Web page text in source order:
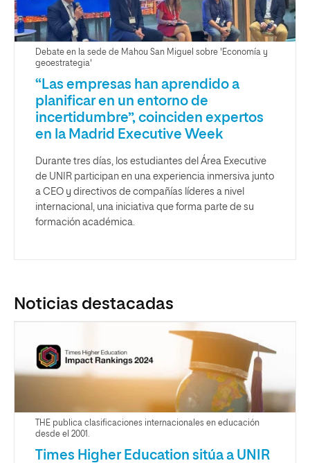
Debate en la sede de Mahou San Miguel sobre 'Economía y
geoestrategia'
“Las empresas han aprendido a
planificar en un entorno de
incertidumbre”, coinciden expertos
en la Madrid Executive Week
Durante tres días, los estudiantes del Área Executive
de UNIR participan en una experiencia inmersiva junto
a CEO y directivos de compañías líderes a nivel
internacional, una iniciativa que forma parte de su
formación académica.
Noticias destacadas
THE publica clasificaciones internacionales en educación
desde el 2001.
Times Higher Education sitúa a UNIR